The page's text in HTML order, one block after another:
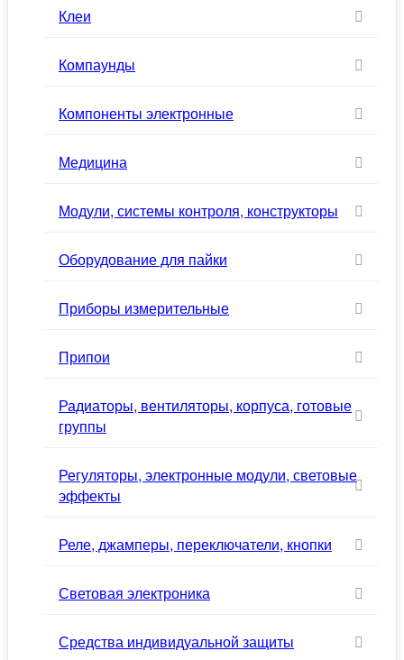
Клеи
Компаунды
Компоненты электронные
Медицина
Модули, системы контроля, конструкторы
Оборудование для пайки
Приборы измерительные
Припои
Радиаторы, вентиляторы, корпуса, готовые
группы
Регуляторы, электронные модули, световые
эффекты
Реле, джамперы, переключатели, кнопки
Световая электроника
Средства индивидуальной защиты